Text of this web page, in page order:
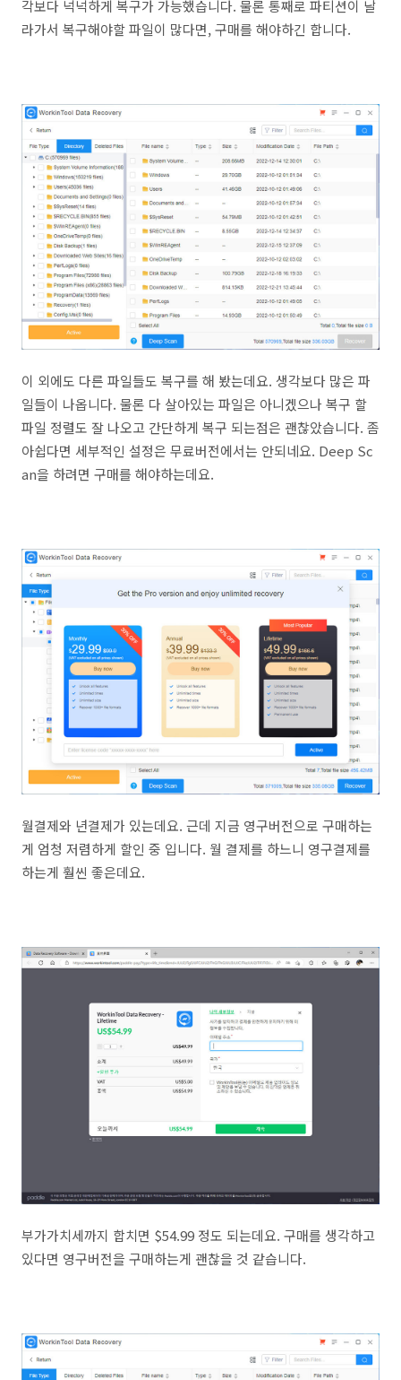
각보다 넉넉하게 복구가 가능했습니다. 물론 통째로 파티션이 날
라가서 복구해야할 파일이 많다면, 구매를 해야하긴 합니다.
이 외에도 다른 파일들도 복구를 해 봤는데요. 생각보다 많은 파
일들이 나옵니다. 물론 다 살아있는 파일은 아니겠으나 복구 할
파일 정렬도 잘 나오고 간단하게 복구 되는점은 괜찮았습니다. 좀
아쉽다면 세부적인 설정은 무료버전에서는 안되네요. Deep Sc
an을 하려면 구매를 해야하는데요.
월결제와 년결제가 있는데요. 근데 지금 영구버전으로 구매하는
게 엄청 저렴하게 할인 중 입니다. 월 결제를 하느니 영구결제를
하는게 훨씬 좋은데요.
부가가치세까지 합치면 $54.99 정도 되는데요. 구매를 생각하고
있다면 영구버전을 구매하는게 괜찮을 것 같습니다.